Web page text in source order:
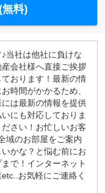
料)
当社は他社に負けな
会社様へ直接ご挨拶
おります！最新の情
時間がかかるため、
は最新の情報を提供
にも対応しておりま
さい！お忙しいお客
域のお部屋をご案内
かな？と悩む前にお
で！インターネット
お気軽にご連絡く